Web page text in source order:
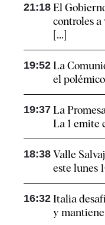
21:18 El
controles
[...]
19:52 La
el
19:37 La
La 1 emite
18:38 Valle
este lunes
16:32 Italia
y mantiene